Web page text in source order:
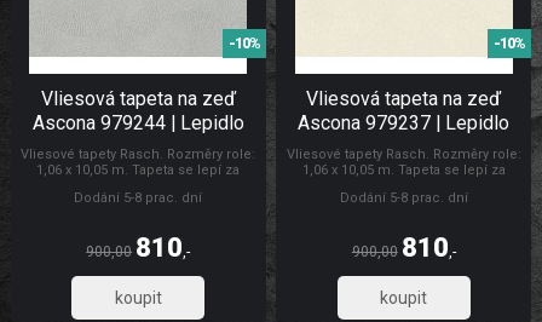
Vliesová tapeta na zeď
Ascona 979244 | Lepidlo
zdarma
Vliesové tapety Rasch. Rozměry role:
1,06 x 10,05 m. Tapeta se lepí za
zeď. Doporučujeme zakoupit lepidlo
-10%
Dodání 5-8 prac. dní
900,00 810,-
669,42
Vliesová tapeta na zeď
Ascona 979237 | Lepidlo
zdarma
Vliesové tapety Rasch. Rozměry role:
1,06 x 10,05 m. Tapeta se lepí za
zeď. Doporučujeme zakoupit lepidlo
-10%
Dodání 5-8 prac. dní
900,00 810,-
669,42